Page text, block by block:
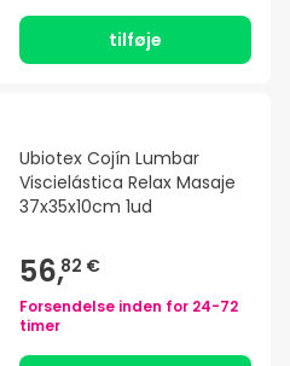
tilføje
Ubiotex Cojín Lumbar
Viscielástica Relax Masaje
37x35x10cm 1ud
56,82 €
Forsendelse inden for 24-72
timer